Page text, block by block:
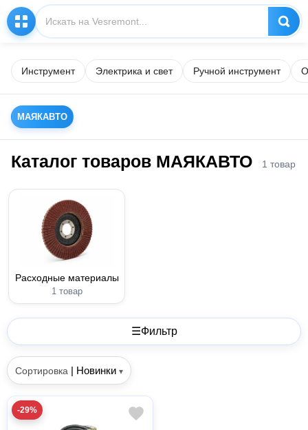
Инструмент Электрика и свет Ручной инструмент
МАЯКАВТО
Каталог товаров МАЯКАВТО 1 товар
Расходные материалы
1 товар
☰Фильтр
Сортировка | Новинки ▾
-29%